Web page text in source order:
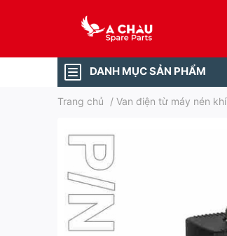
DANH MỤC SẢN PHẨM
Trang chủ / Van điện từ máy nén khí